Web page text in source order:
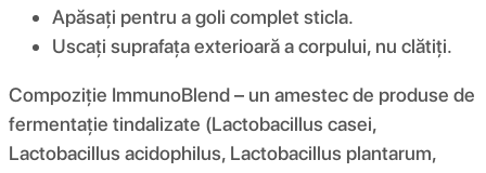
Apăsați pentru a goli complet sticla.
Uscați suprafața exterioară a corpului, nu clătiți.
Compoziţie ImmunoBlend – un amestec de produse de
fermentație tindalizate (Lactobacillus casei,
Lactobacillus acidophilus, Lactobacillus plantarum,